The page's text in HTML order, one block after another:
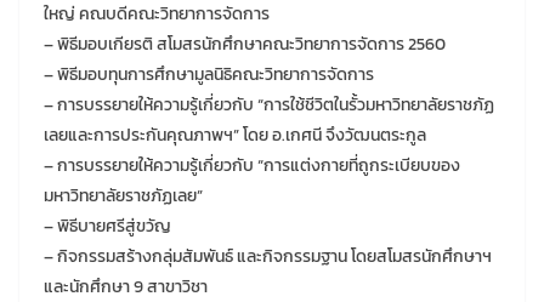
ใหญ่ คณบดีคณะวิทยาการจัดการ
– พิธีมอบเกียรติ สโมสรนักศึกษาคณะวิทยาการจัดการ 2560
– พิธีมอบทุนการศึกษามูลนิธิคณะวิทยาการจัดการ
– การบรรยายให้ความรู้เกี่ยวกับ “การใช้ชีวิตในรั้วมหาวิทยาลัยราชภัฏ
เลยและการประกันคุณภาพฯ” โดย อ.เกศนี จึงวัฒนตระกูล
– การบรรยายให้ความรู้เกี่ยวกับ “การแต่งกายที่ถูกระเบียบของ
มหาวิทยาลัยราชภัฏเลย”
– พิธีบายศรีสู่ขวัญ
– กิจกรรมสร้างกลุ่มสัมพันธ์ และกิจกรรมฐาน โดยสโมสรนักศึกษาฯ
และนักศึกษา 9 สาขาวิชา